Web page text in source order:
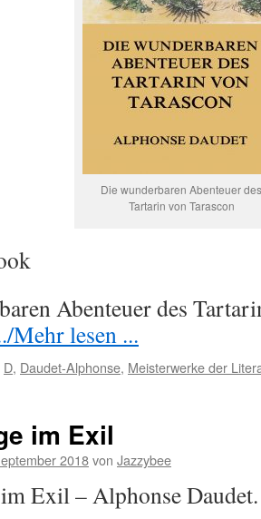
Die wunderbaren Abenteuer des
Tartarin von Tarascon
Abenteuer des
Mehr lesen ...
D, Daudet-Alphonse, Meisterwerke der
im Exil
2018von Jazzybee
Exil – Alphonse Daudet.